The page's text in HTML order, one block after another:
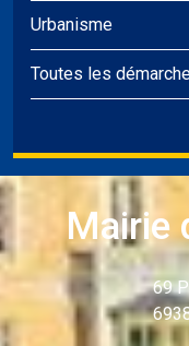
Urbanisme
Toutes les
Mairie
69